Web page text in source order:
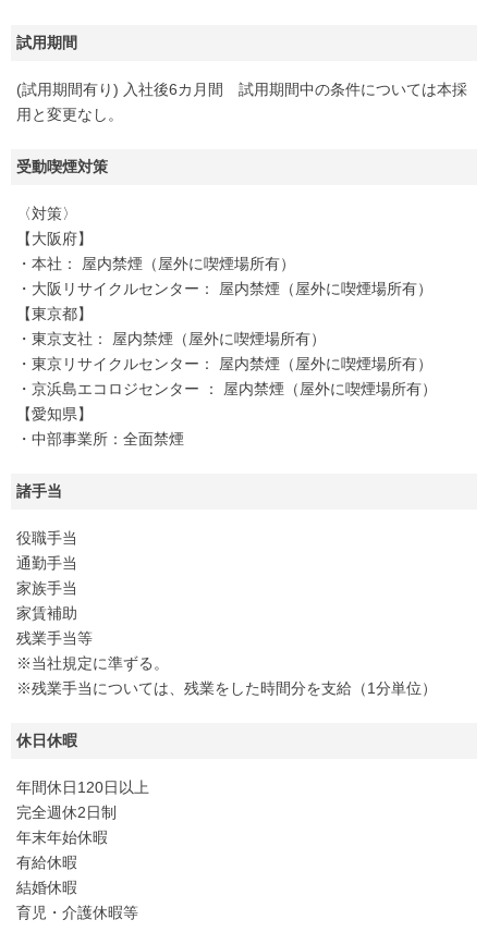
試用期間
(試用期間有り) 入社後6カ月間 試用期間中の条件については本採
用と変更なし。
受動喫煙対策
〈対策〉
【大阪府】
・本社： 屋内禁煙（屋外に喫煙場所有）
・大阪リサイクルセンター： 屋内禁煙（屋外に喫煙場所有）
【東京都】
・東京支社： 屋内禁煙（屋外に喫煙場所有）
・東京リサイクルセンター： 屋内禁煙（屋外に喫煙場所有）
・京浜島エコロジセンター ： 屋内禁煙（屋外に喫煙場所有）
【愛知県】
・中部事業所：全面禁煙
諸手当
役職手当
通勤手当
家族手当
家賃補助
残業手当等
※当社規定に準ずる。
※残業手当については、残業をした時間分を支給（1分単位）
休日休暇
年間休日120日以上
完全週休2日制
年末年始休暇
有給休暇
結婚休暇
育児・介護休暇等